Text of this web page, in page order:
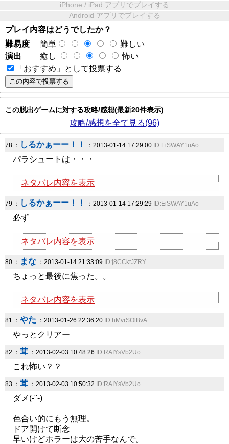
iPhone / iPad アプリでプレイする
Android アプリでプレイする
プレイ内容はどうでしたか？
難易度
簡単
難しい
演出
癒し
怖い
「おすすめ」として投票する
この脱出ゲームに対する攻略/感想(最新20件表示)
攻略/感想を全て見る(96)
78 ： しるかぁーー！！ ：2013-01-14 17:29:00 ID:EiSWAY1uAo
パラシュートは・・・
ネタバレ内容を表示
79 ： しるかぁーー！！ ：2013-01-14 17:29:29 ID:EiSWAY1uAo
必ず
ネタバレ内容を表示
80 ： まな ：2013-01-14 21:33:09 ID:j8CCktJZRY
ちょっと最後に焦った。。
ネタバレ内容を表示
81 ： やた ：2013-01-26 22:36:20 ID:hMvrSOlBvA
やっとクリアー
82 ： 茸 ：2013-02-03 10:48:26 ID:RAIYsVb2Uo
これ怖い？？
83 ： 茸 ：2013-02-03 10:50:32 ID:RAIYsVb2Uo
ダメ(-"-)
色合い的にもう無理。
ドア開けて断念
早いけどホラーは大の苦手なんで。